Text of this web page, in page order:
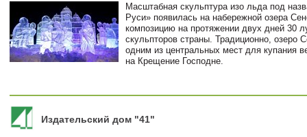
Масштабная скульптура изо льда под
Руси» появилась на набережной озера
композицию на протяжении двух дней 30
скульпторов страны. Традиционно, озеро
одним из центральных мест для купания
на Крещение Господне.
Издательский дом "41"